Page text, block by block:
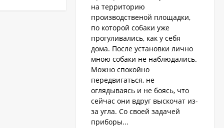
на территорию
производственой площадки,
по которой собаки уже
прогуливались, как у себя
дома. После установки лично
мною собаки не наблюдались.
Можно спокойно
передвигаться, не
оглядываясь и не боясь, что
сейчас они вдруг выскочат из-
за угла. Со своей задачей
приборы...